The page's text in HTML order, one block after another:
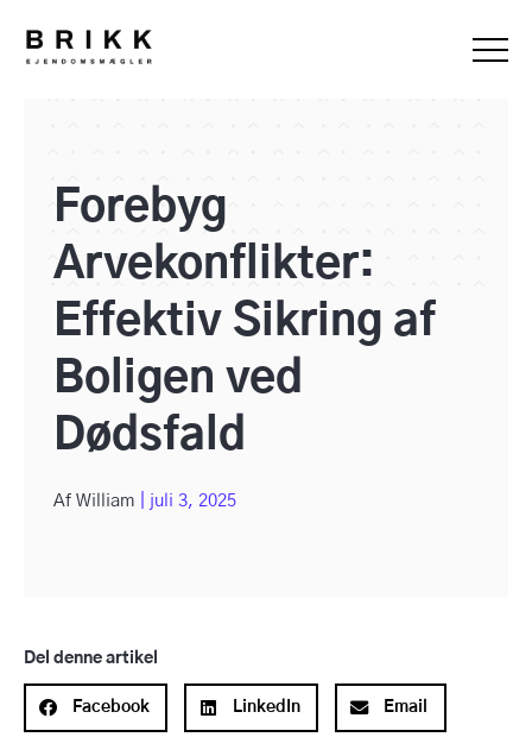
Forebyg
Arvekonflikter:
Effektiv Sikring af
Boligen ved
Dødsfald
Af William juli 3, 2025
Del denne artikel
Facebook LinkedIn Email